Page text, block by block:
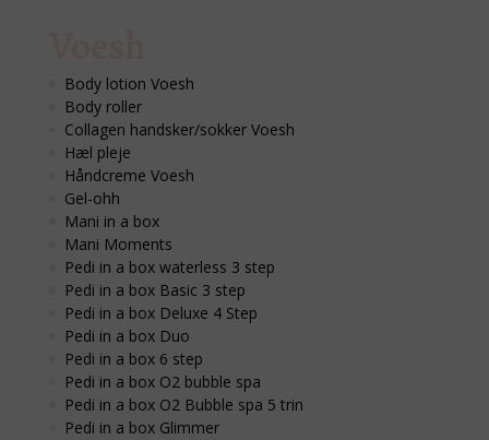
Body lotion Voesh
Body roller
Collagen handsker/sokker Voesh
Hæl pleje
Håndcreme Voesh
Gel-ohh
Mani in a box
Mani Moments
Pedi in a box waterless 3 step
Pedi in a box Basic 3 step
Pedi in a box Deluxe 4 Step
Pedi in a box Duo
Pedi in a box 6 step
Pedi in a box O2 bubble spa
Pedi in a box O2 Bubble spa 5 trin
Pedi in a box Glimmer